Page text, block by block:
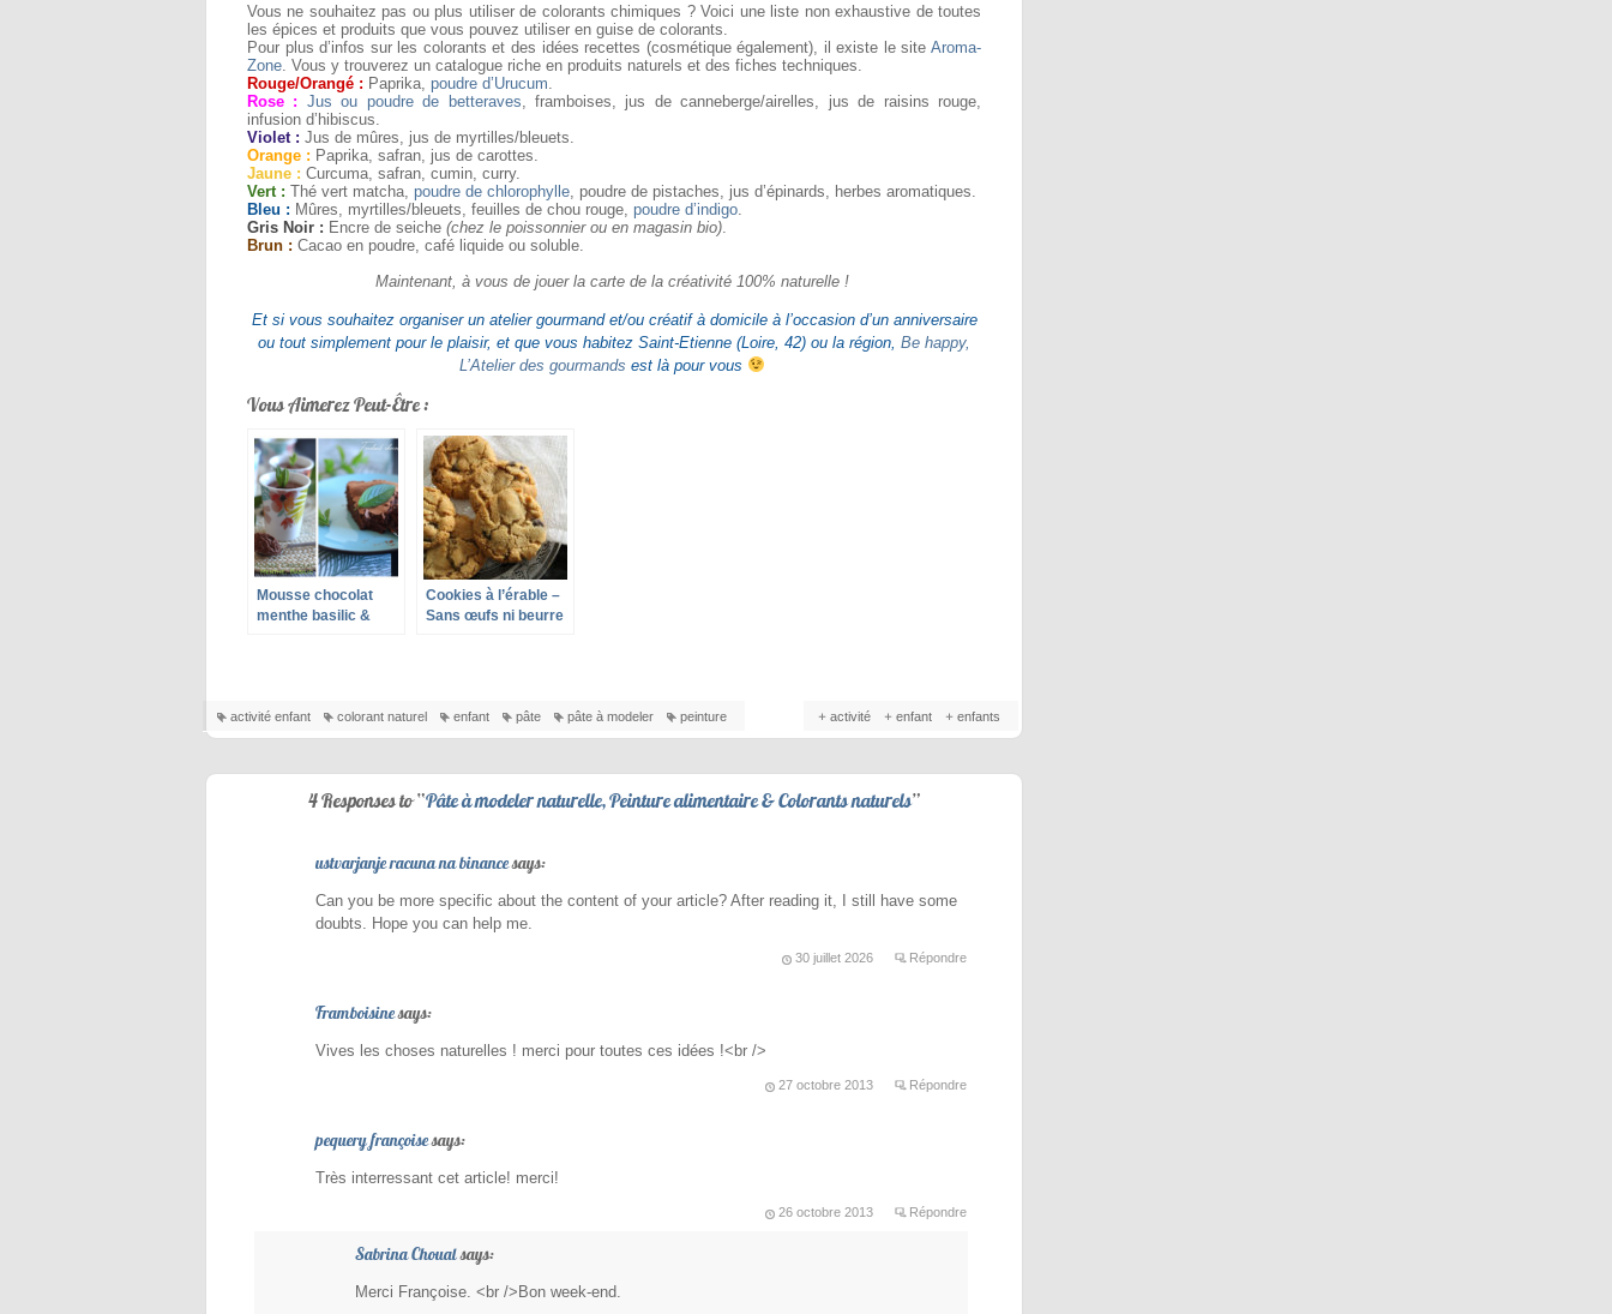
Vous ne souhaitez pas ou plus utiliser de colorants chimiques ? Voici une liste non exhaustive de toutes
les épices et produits que vous pouvez utiliser en guise de colorants.
Pour plus d’infos sur les colorants et des idées recettes (cosmétique également), il existe le site Aroma-
Zone . Vous y trouverez un catalogue riche en produits naturels et des fiches techniques.
Rouge/Orangé : Paprika, poudre d’Urucum
Rose : Jus ou poudre de betteraves , framboises, jus de canneberge/airelles, jus de raisins rouge,
infusion d’hibiscus.
Violet : Jus de mûres, jus de myrtilles/bleuets.
Orange : Paprika, safran, jus de carottes.
Jaune : Curcuma, safran, cumin, curry.
Vert : Thé vert matcha, poudre de chlorophylle , poudre de pistaches, jus d’épinards, herbes aromatiques.
Bleu : Mûres, myrtilles/bleuets, feuilles de chou rouge, poudre d’indigo
Gris Noir : Encre de seiche (chez le poissonnier ou en magasin bio)
Brun : Cacao en poudre, café liquide ou soluble.
Maintenant, à vous de jouer la carte de la créativité 100% naturelle !
Et si vous souhaitez organiser un atelier gourmand et/ou créatif à domicile à l’occasion d’un anniversaire
ou tout simplement pour le plaisir, et que vous habitez Saint-Etienne (Loire, 42) ou la région, Be happy,
L’Atelier des gourmands est là pour vous
Vous Aimerez Peut-Être :
Mousse chocolat
menthe basilic &
Cookies à l’érable –
Sans œufs ni beurre
activité enfant colorant naturel enfant pâte pâte à modeler peinture activité enfant enfants
4 Responses to “Pâte à modeler naturelle, Peinture alimentaire & Colorants naturels”
ustvarjanje racuna na binancesays:
Can you be more specific about the content of your article? After reading it, I still have some
doubts. Hope you can help me.
30 juillet 2026 Répondre
Framboisinesays:
Vives les choses naturelles ! merci pour toutes ces idées !<br />
27 octobre 2013 Répondre
pequery françoisesays:
Très interressant cet article! merci!
26 octobre 2013 Répondre
Sabrina Choualsays:
Merci Françoise. <br />Bon week-end.